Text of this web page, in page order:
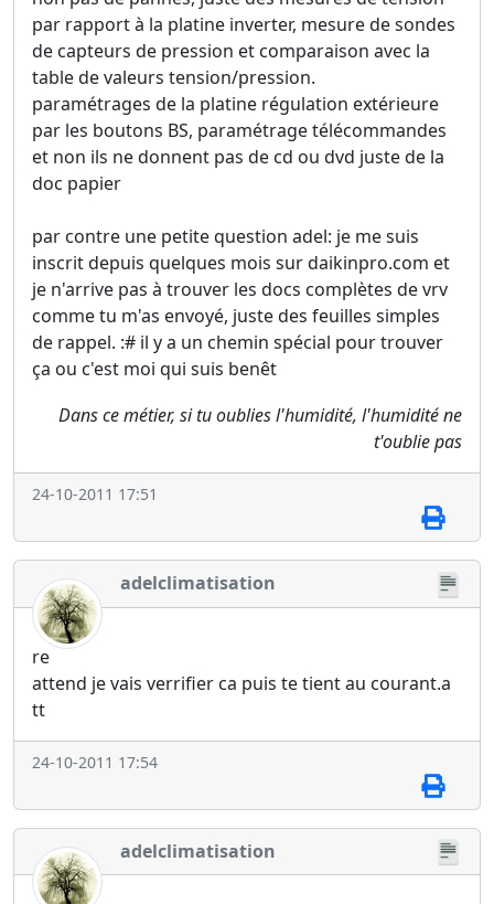
par rapport à la platine inverter, mesure de sondes
de capteurs de pression et comparaison avec la
table de valeurs tension/pression.
paramétrages de la platine régulation extérieure
par les boutons BS, paramétrage télécommandes
et non ils ne donnent pas de cd ou dvd juste de la
doc papier
par contre une petite question adel: je me suis
inscrit depuis quelques mois sur daikinpro.com et
je n'arrive pas à trouver les docs complètes de vrv
comme tu m'as envoyé, juste des feuilles simples
de rappel. :# il y a un chemin spécial pour trouver
ça ou c'est moi qui suis benêt
Dans ce métier, si tu oublies l'humidité, l'humidité ne
t'oublie pas
24-10-2011 17:51
adelclimatisation
re
attend je vais verrifier ca puis te tient au courant.a
tt
24-10-2011 17:54
adelclimatisation